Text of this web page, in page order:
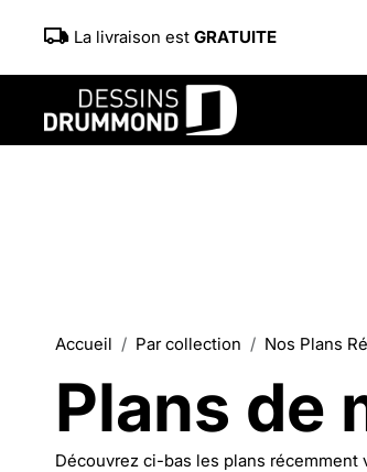
La livraison est GRATUITE
Accueil Par collection Nos Plans
Plans de
Découvrez ci-bas les plans